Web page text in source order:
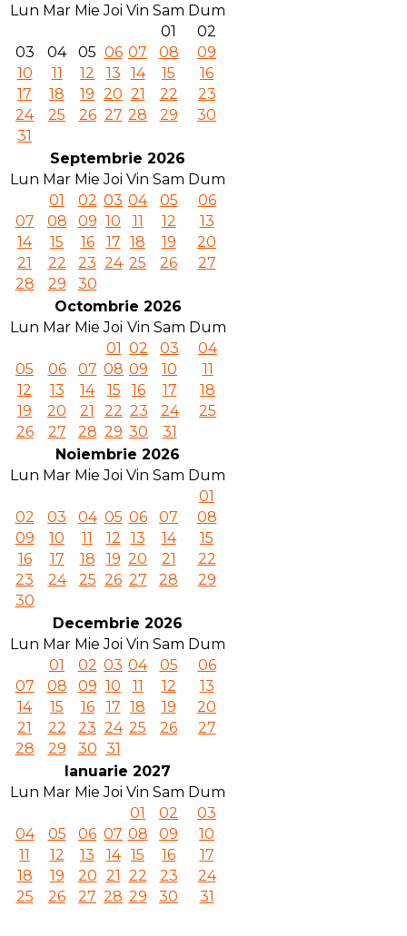
Lun Mar Mie Joi Vin Sam Dum
01
02
03
04 05 06 07 08
09
10
11 12 13 14 15
16
17
18 19 20 21 22
23
24
25 26 27 28 29
30
31
Septembrie 2026
Lun Mar Mie Joi Vin Sam Dum
01
02 03 04 05
06
07
08 09 10 11 12
13
14
15 16 17 18 19
20
21
22 23 24 25 26
27
28
29
30
Octombrie 2026
Lun Mar Mie Joi Vin Sam Dum
01 02 03
04
05
06 07 08 09 10
11
12
13 14 15 16 17
18
19
20 21 22 23 24
25
26
27 28 29 30
31
Noiembrie 2026
Lun Mar Mie Joi Vin Sam Dum
01
02
03 04 05 06 07
08
09
10 11 12 13 14
15
16
17 18 19 20 21
22
23
24 25 26 27 28
29
30
Decembrie 2026
Lun Mar Mie Joi Vin Sam Dum
01
02 03 04 05
06
07
08 09 10 11 12
13
14
15 16 17 18 19
20
21
22 23 24 25 26
27
28
29 30 31
Ianuarie 2027
Lun Mar Mie Joi Vin Sam Dum
01
02
03
04
05 06 07 08 09
10
11
12 13 14 15 16
17
18
19 20 21 22 23
24
25
26 27 28 29 30 31